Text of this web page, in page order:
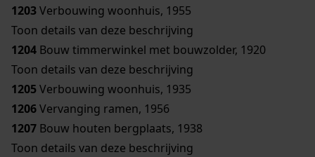
1203Verbouwing woonhuis, 1955
Toon details van deze beschrijving
1204 Bouw timmerwinkel met bouwzolder, 1920
Toon details van deze beschrijving
1205Verbouwing woonhuis, 1935
1206Vervanging ramen, 1956
1207 Bouw houten bergplaats, 1938
Toon details van deze beschrijving